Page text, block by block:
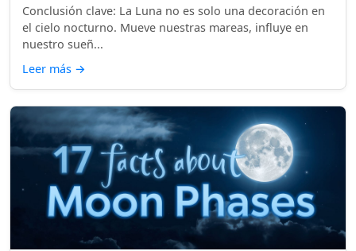
Conclusión clave: La Luna no es solo una decoración en
el cielo nocturno. Mueve nuestras mareas, influye en
nuestro sueñ...
Leer más →